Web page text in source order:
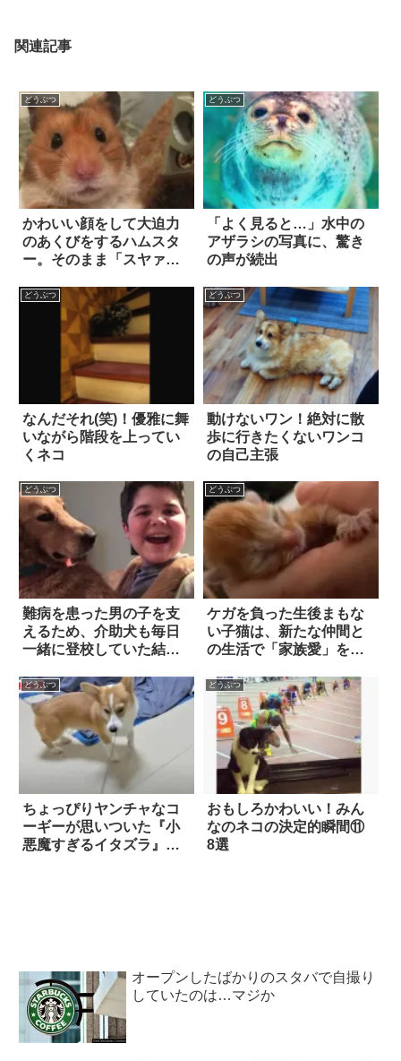
関連記事
どうぶつ
かわいい顔をして大迫力
のあくびをするハムスタ
ー。そのまま「スヤァ」
ン
どうぶつ
「よく見ると…」水中の
アザラシの写真に、驚き
の声が続出
どうぶつ
なんだそれ(笑)！優雅に舞
いながら階段を上ってい
くネコ
どうぶつ
動けないワン！絶対に散
歩に行きたくないワンコ
の自己主張
どうぶつ
難病を患った男の子を支
えるため、介助犬も毎日
一緒に登校していた結
どうぶつ
ケガを負った生後まもな
い子猫は、新たな仲間と
の生活で「家族愛」を知
どうぶつ
ちょっぴりヤンチャなコ
ーギーが思いついた『小
悪魔すぎるイタズラ』
どうぶつ
おもしろかわいい！みん
なのネコの決定的瞬間⑪
8選
オープンしたばかりのスタバで自撮り
していたのは…マジか